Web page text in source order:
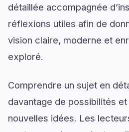
détaillée accompagnée
réflexions utiles afin de
vision claire, moderne et
exploré.
Comprendre un sujet en
davantage de possibilités
nouvelles idées. Les